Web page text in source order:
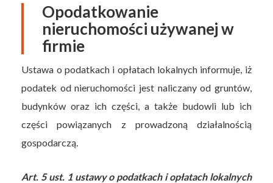
Opodatkowanie
nieruchomości używanej w
firmie
Ustawa o podatkach i opłatach lokalnych informuje, iż
podatek od nieruchomości jest naliczany od gruntów,
budynków oraz ich części, a także budowli lub ich
części powiązanych z prowadzoną działalnością
gospodarczą.
Art. 5 ust. 1 ustawy o podatkach i opłatach lokalnych